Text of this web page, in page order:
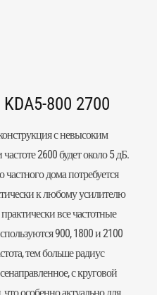
800 2700
с невысоким
2600 будет около 5 дБ.
дома потребуется
к любому усилителю
все частотные
900, 1800 и 2100
тем больше радиус
с круговой